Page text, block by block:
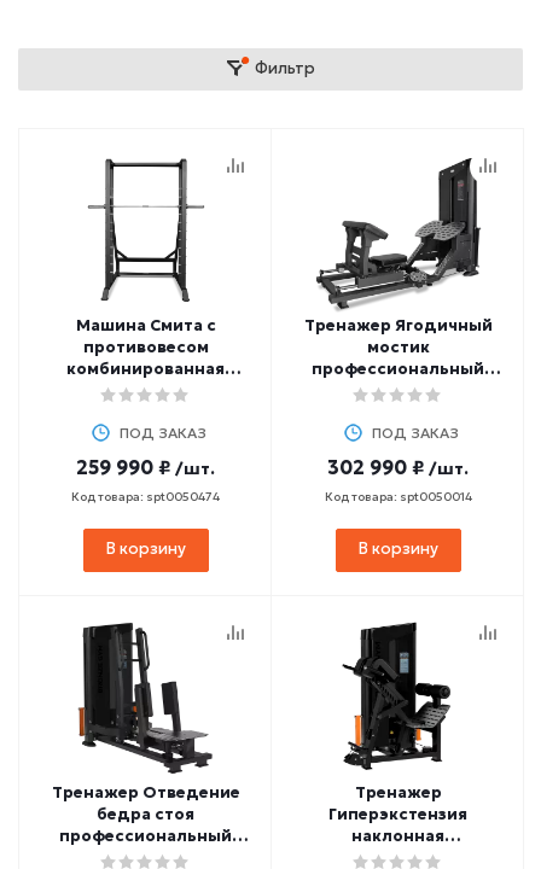
Фильтр
Машина Смита с
противовесом
комбинированная
BRONZE GYM PARTNER
ПОД ЗАКАЗ
259 990 ₽ /шт.
Код товара: spt0050474
В корзину
Тренажер Ягодичный
мостик
профессиональный
BRONZE GYM NEO104
ПОД ЗАКАЗ
302 990 ₽ /шт.
Код товара: spt0050014
В корзину
Тренажер Отведение
бедра стоя
профессиональный
BRONZE GYM NEO105
Тренажер
Гиперэкстензия
наклонная
профессиональный